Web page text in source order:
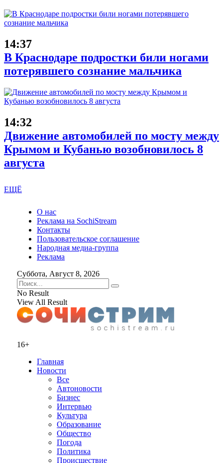
14:37
В Краснодаре подростки били ногами
потерявшего сознание мальчика
14:32
Движение автомобилей по мосту между
Крымом и Кубанью возобновилось 8
августа
ЕЩЁ
О нас
Реклама на SochiStream
Контакты
Пользовательское соглашение
Народная медиа-группа
Реклама
Суббота, Август 8, 2026
No Result
View All Result
16+
Главная
Новости
Все
Автоновости
Бизнес
Интервью
Культура
Образование
Общество
Погода
Политика
Происшествие